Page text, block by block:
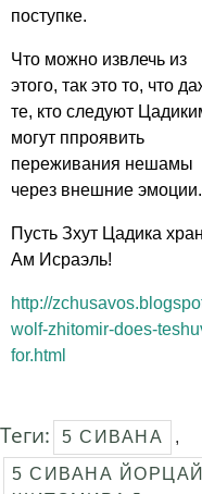
поступке.
Что можно извлечь из
этого, так это то, что
те, кто следуют
могут ппроявить
переживания нешамы
через внешние эмоции.
Пусть Зхут Цадика
Ам Исраэль!
http://
wolf-zhitomir-does-
for.html
Теги: 5 СИВАНА
,
5 СИВАНА